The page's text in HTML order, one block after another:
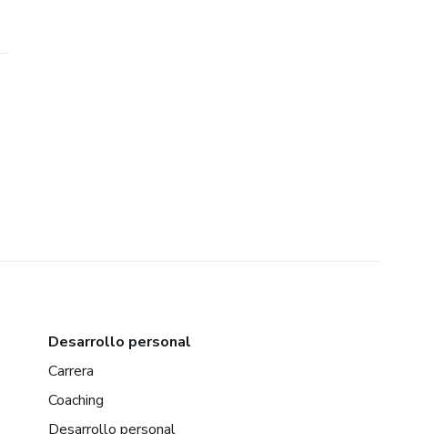
Desarrollo personal
Carrera
Coaching
Desarrollo personal